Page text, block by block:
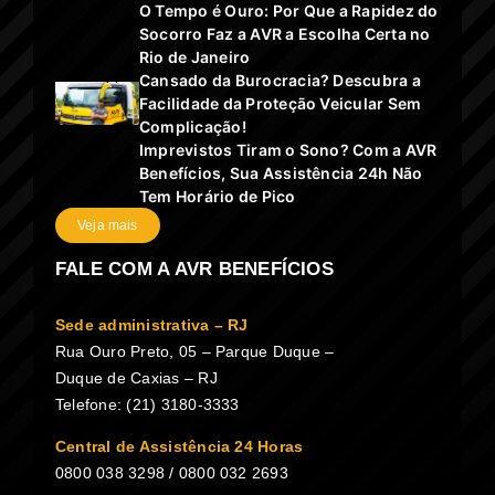
O Tempo é Ouro: Por Que a Rapidez do
Socorro Faz a AVR a Escolha Certa no
Rio de Janeiro
Cansado da Burocracia? Descubra a
Facilidade da Proteção Veicular Sem
Complicação!
Imprevistos Tiram o Sono? Com a AVR
Benefícios, Sua Assistência 24h Não
Tem Horário de Pico
Veja mais
FALE COM A AVR BENEFÍCIOS
Sede administrativa – RJ
Rua Ouro Preto, 05 – Parque Duque –
Duque de Caxias – RJ
Telefone: (21) 3180-3333
Central de Assistência 24 Horas
0800 038 3298 / 0800 032 2693